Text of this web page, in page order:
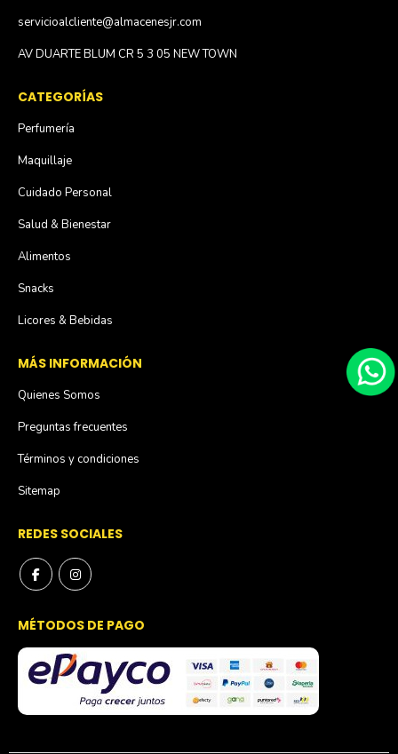
servicioalcliente@almacenesjr.com
AV DUARTE BLUM CR 5 3 05 NEW TOWN
CATEGORÍAS
Perfumería
Maquillaje
Cuidado Personal
Salud & Bienestar
Alimentos
Snacks
Licores & Bebidas
MÁS INFORMACIÓN
Quienes Somos
Preguntas frecuentes
Términos y condiciones
Sitemap
REDES SOCIALES
MÉTODOS DE PAGO